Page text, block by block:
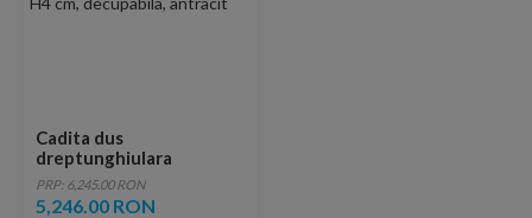
Cadita dus
dreptunghiulara
Radaway Teos F 210 x
100 x H4 cm, decupabila,
PRP: 6,245.00 RON
5,246.00 RON